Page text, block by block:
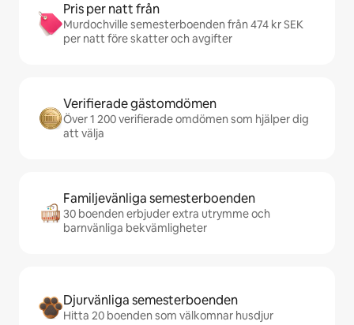
Pris per natt från
Murdochville semesterboenden från 474 kr SEK
per natt före skatter och avgifter
Verifierade gästomdömen
Över 1 200 verifierade omdömen som hjälper dig
att välja
Familjevänliga semesterboenden
30 boenden erbjuder extra utrymme och
barnvänliga bekvämligheter
Djurvänliga semesterboenden
Hitta 20 boenden som välkomnar husdjur